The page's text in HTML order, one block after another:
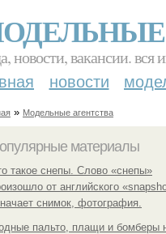
новости, вакансии.
новости
» Модельные агентства
материалы
такое снепы. Слово «снепы»
от английского
снимок, фотография.
пальто, плащи и бомберы